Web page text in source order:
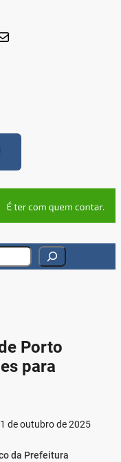
Porto
para
de outubro de 2025
da Prefeitura